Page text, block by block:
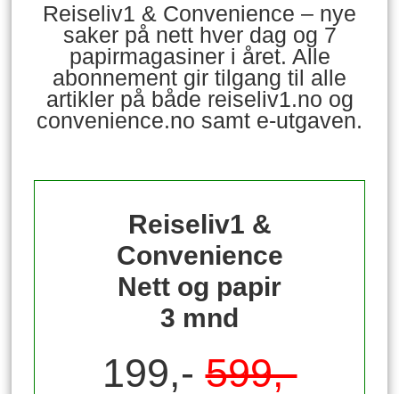
Reiseliv1 & Convenience – nye
saker på nett hver dag og 7
papirmagasiner i året. Alle
abonnement gir tilgang til alle
artikler på både reiseliv1.no og
convenience.no samt e-utgaven.
Reiseliv1 &
Convenience
Nett og papir
3 mnd
199,-599,-